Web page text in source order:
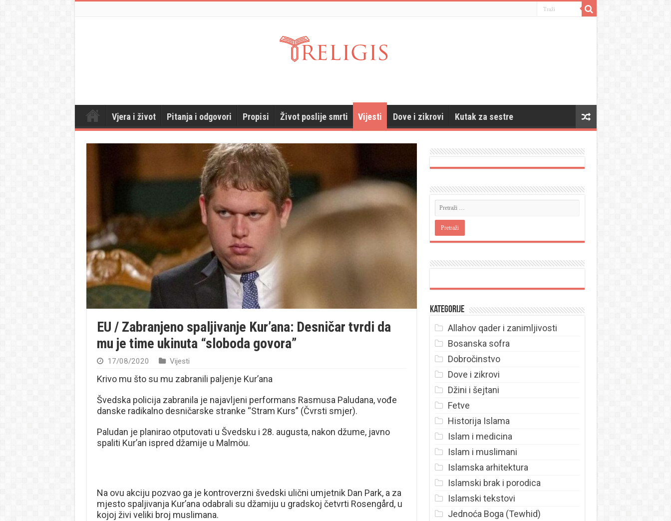
Vjera i život Pitanja i odgovori Propisi Život poslije smrti Vijesti Dove i zikrovi Kutak za sestre
EU / Zabranjeno spaljivanje Kur’ana: Desničar tvrdi da
mu je time ukinuta “sloboda govora”
17/08/2020 Vijesti
Krivo mu što su mu zabranili paljenje Kur’ana
Švedska policija zabranila je najavljeni performans Rasmusa Paludana, vođe
danske radikalno desničarske stranke “Stram Kurs” (Čvrsti smjer).
Paludan je planirao otputovati u Švedsku i 28. augusta, nakon džume, javno
spaliti Kur’an ispred džamije u Malmöu.
Na ovu akciju pozvao ga je kontroverzni švedski ulični umjetnik Dan Park, a za
mjesto spaljivanja Kur’ana odabrali su džamiju u gradskoj četvrti Rosengård, u
kojoj živi veliki broj muslimana.
Kategorije
Allahov qader i zanimljivosti
Bosanska sofra
Dobročinstvo
Dove i zikrovi
Džini i šejtani
Fetve
Historija Islama
Islam i medicina
Islam i muslimani
Islamska arhitektura
Islamski brak i porodica
Islamski tekstovi
Jednoća Boga (Tewhid)